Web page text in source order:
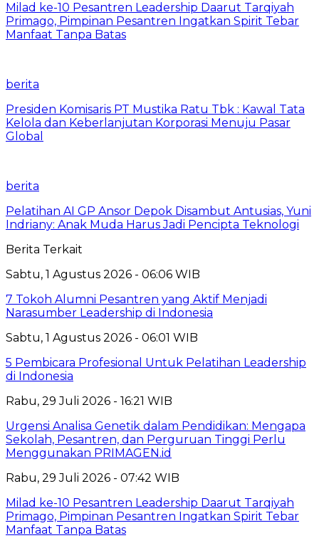
Milad ke-10 Pesantren Leadership Daarut Tarqiyah
Primago, Pimpinan Pesantren Ingatkan Spirit Tebar
Manfaat Tanpa Batas
berita
Presiden Komisaris PT Mustika Ratu Tbk : Kawal Tata
Kelola dan Keberlanjutan Korporasi Menuju Pasar
Global
berita
Pelatihan AI GP Ansor Depok Disambut Antusias, Yuni
Indriany: Anak Muda Harus Jadi Pencipta Teknologi
Berita Terkait
Sabtu, 1 Agustus 2026 - 06:06 WIB
7 Tokoh Alumni Pesantren yang Aktif Menjadi
Narasumber Leadership di Indonesia
Sabtu, 1 Agustus 2026 - 06:01 WIB
5 Pembicara Profesional Untuk Pelatihan Leadership
di Indonesia
Rabu, 29 Juli 2026 - 16:21 WIB
Urgensi Analisa Genetik dalam Pendidikan: Mengapa
Sekolah, Pesantren, dan Perguruan Tinggi Perlu
Menggunakan PRIMAGEN.id
Rabu, 29 Juli 2026 - 07:42 WIB
Milad ke-10 Pesantren Leadership Daarut Tarqiyah
Primago, Pimpinan Pesantren Ingatkan Spirit Tebar
Manfaat Tanpa Batas